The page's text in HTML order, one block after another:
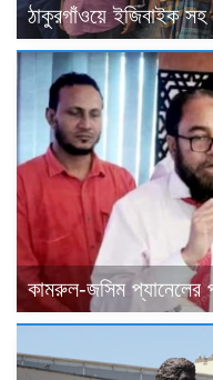
ঠাকুরগাঁওয়ে ইজিবাইক
কামরুল-জসিম প্যানেলের